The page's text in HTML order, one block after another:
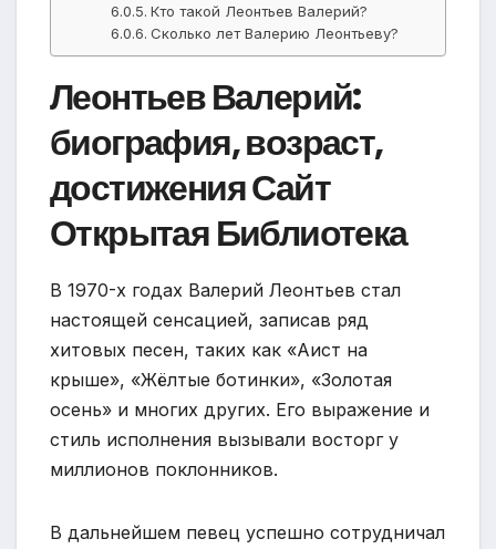
Кто такой Леонтьев Валерий?
Сколько лет Валерию Леонтьеву?
Леонтьев Валерий:
биография, возраст,
достижения Сайт
Открытая Библиотека
В 1970-х годах Валерий Леонтьев стал
настоящей сенсацией, записав ряд
хитовых песен, таких как «Аист на
крыше», «Жёлтые ботинки», «Золотая
осень» и многих других. Его выражение и
стиль исполнения вызывали восторг у
миллионов поклонников.
В дальнейшем певец успешно сотрудничал